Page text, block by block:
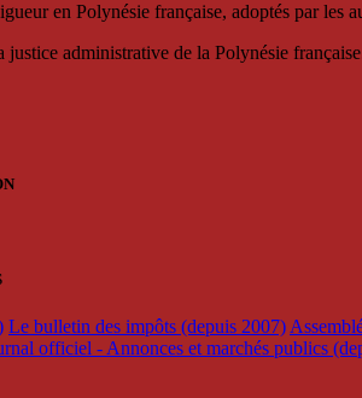
en Polynésie française, adoptés par les
justice administrative de la Polynésie
Le bulletin des impôts (depuis 2007)
officiel - Annonces et marchés publics